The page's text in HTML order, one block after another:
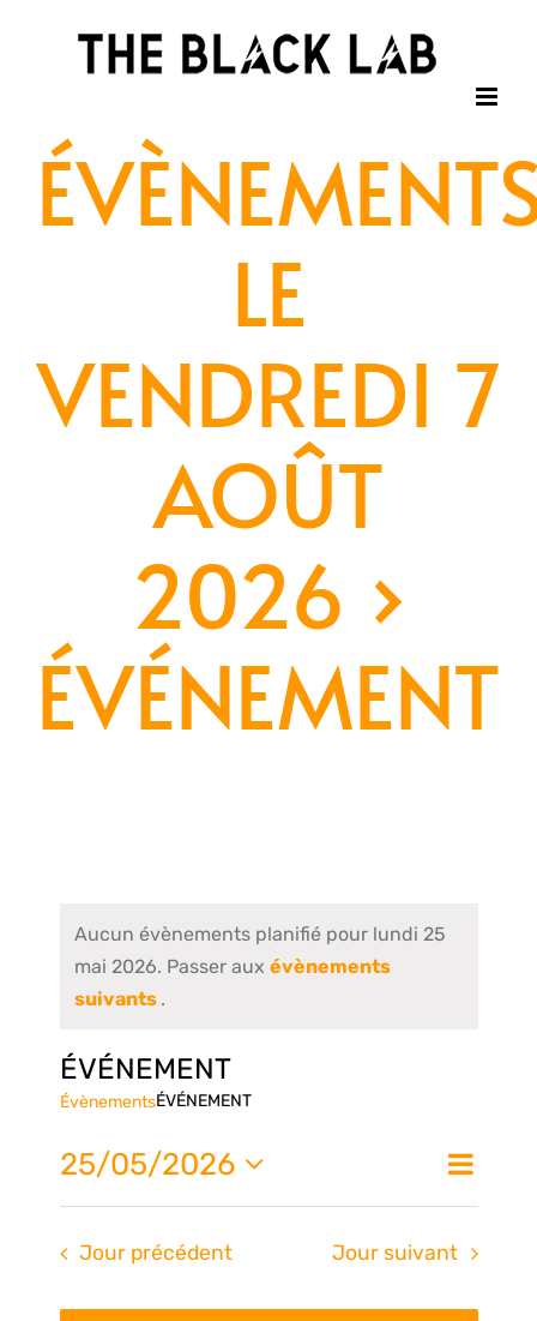
LE
VENDREDI 7
AOÛT
2026 ›
ÉVÉNEMENT
Aucun évènements planifié pour lundi 25
mai 2026. Passer aux évènements
suivants .
ÉVÉNEMENT
ÉvènementsÉVÉNEMENT
de
Jour
25/05/2026
Sélectionnez
date.
Jour précédent Jour suivant